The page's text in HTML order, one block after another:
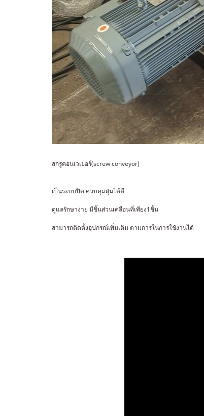
สกรูคอนเวเยอร์(screw conveyor)
เป็นระบบปิด ควบคุมฝุ่นได้ดี
ดูแลรักษาง่าย มีชิ้นส่วนเคลื่อนที่เพียง1ชิ้น
สามารถติดตั้งอุปกรณ์เพิ่มเติม ตามการในการใช้งานได้